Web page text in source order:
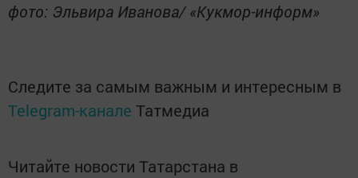
фото: Эльвира Иванова/ «Кукмор-информ»
Следите за самым важным и интересным в
Telegram-канале Татмедиа
Читайте новости Татарстана в